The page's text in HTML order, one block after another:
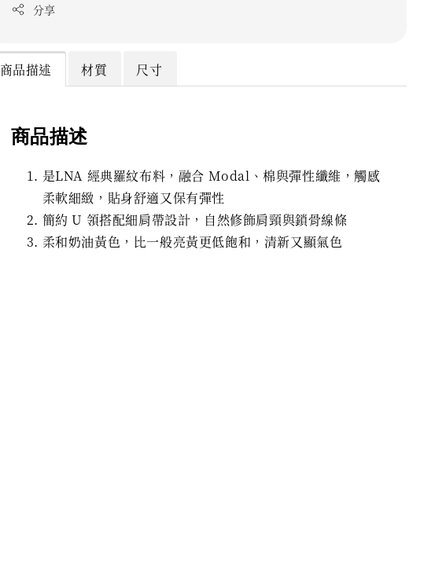
分享
商品描述 材質 尺寸
商品描述
是LNA 經典羅紋布料，融合 Modal、棉與彈性纖維，觸感
柔軟細緻，貼身舒適又保有彈性
簡約 U 領搭配細肩帶設計，自然修飾肩頸與鎖骨線條
柔和奶油黃色，比一般亮黃更低飽和，清新又顯氣色